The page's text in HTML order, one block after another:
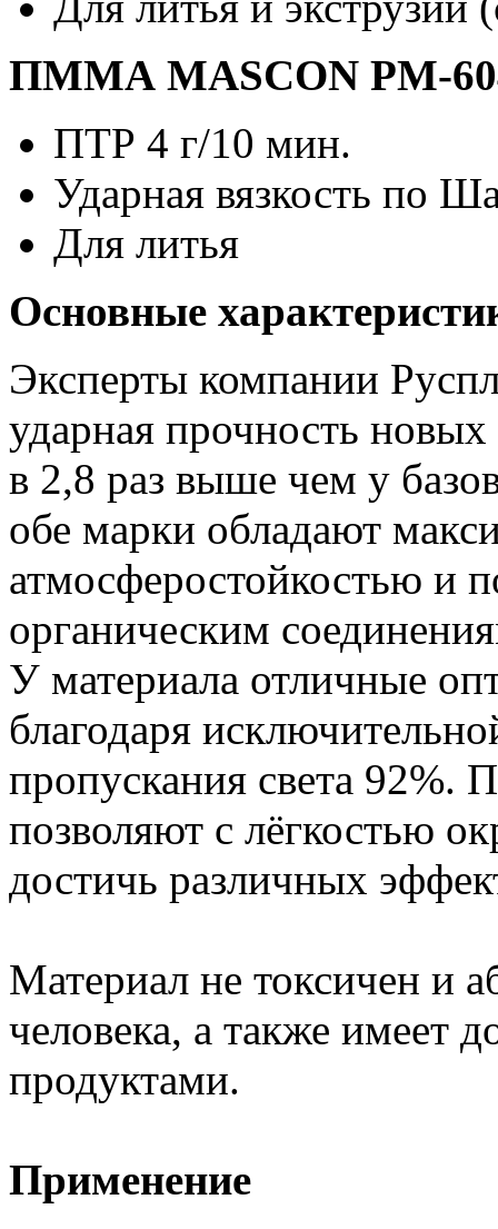
ПММА MASCON PM-
ПТР 4 г/10 мин.
Ударная вязкость по
Для литья
Основные
Эксперты компании
ударная прочность
в 2,8 раз выше чем у
обе марки обладают
атмосферостойкостью и
органическим
У материала отличные
благодаря
пропускания света 92%.
позволяют с лёгкостью
достичь различных
Материал не токсичен и
человека, а также имеет
продуктами.
Применение